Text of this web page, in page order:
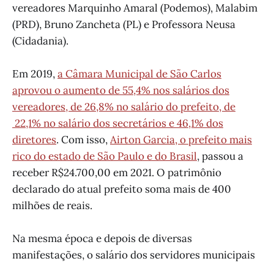
vereadores Marquinho Amaral (Podemos), Malabim
(PRD), Bruno Zancheta (PL) e Professora Neusa
(Cidadania).
Em 2019,a Câmara Municipal de São Carlos
aprovou o aumento de 55,4% nos salários dos
vereadores, de 26,8% no salário do prefeito, de
22,1% no salário dos secretários e 46,1% dos
diretores. Com isso,Airton Garcia, o prefeito mais
rico do estado de São Paulo e do Brasil, passou a
receber R$24.700,00 em 2021. O patrimônio
declarado do atual prefeito soma mais de 400
milhões de reais.
Na mesma época e depois de diversas
manifestações, o salário dos servidores municipais